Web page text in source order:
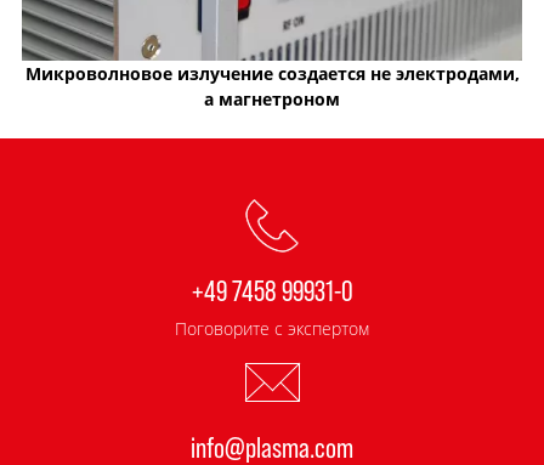
Микроволновое излучение создается не электродами,
а магнетроном
+49 7458 99931-0
Поговорите с экспертом
info@plasma.com